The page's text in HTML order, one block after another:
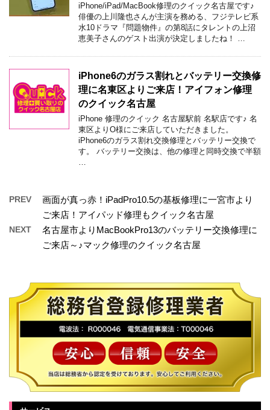
iPhone/iPad/MacBook修理のクイック名古屋です♪
俳優の上川隆也さんが主演を務める、フジテレビ系
水10ドラマ『問題物件』の第8話にタレントの上沼
恵美子さんのゲスト出演が決定しましたね！ …
iPhone6のガラス割れとバッテリー交換修
理に名東区よりご来店！アイフォン修理
のクイック名古屋
iPhone 修理のクイック 名古屋駅前 名駅店です♪ 名
東区よりO様にご来店していただきました。
iPhone6のガラス割れ交換修理とバッテリー交換で
す。 バッテリー交換は、他の修理と同時交換で半額
PREV
画面が真っ赤！iPadPro10.5の基板修理に一宮市より
ご来店！アイパッド修理もクイック名古屋
NEXT
名古屋市よりMacBookPro13のバッテリー交換修理に
ご来店～♪マック修理のクイック名古屋